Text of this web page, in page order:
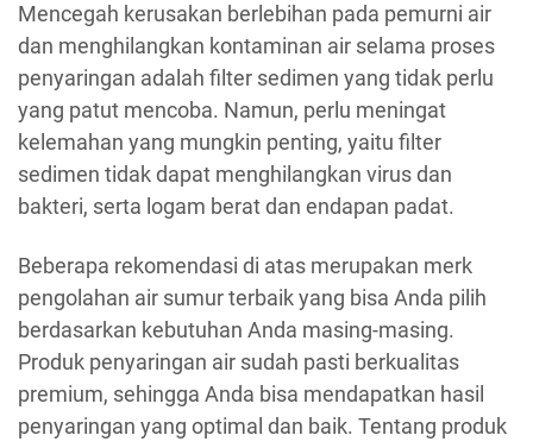
Mencegah kerusakan berlebihan pada pemurni air
dan menghilangkan kontaminan air selama proses
penyaringan adalah filter sedimen yang tidak perlu
yang patut mencoba. Namun, perlu meningat
kelemahan yang mungkin penting, yaitu filter
sedimen tidak dapat menghilangkan virus dan
bakteri, serta logam berat dan endapan padat.
Beberapa rekomendasi di atas merupakan merk
pengolahan air sumur terbaik yang bisa Anda pilih
berdasarkan kebutuhan Anda masing-masing.
Produk penyaringan air sudah pasti berkualitas
premium, sehingga Anda bisa mendapatkan hasil
penyaringan yang optimal dan baik. Tentang produk